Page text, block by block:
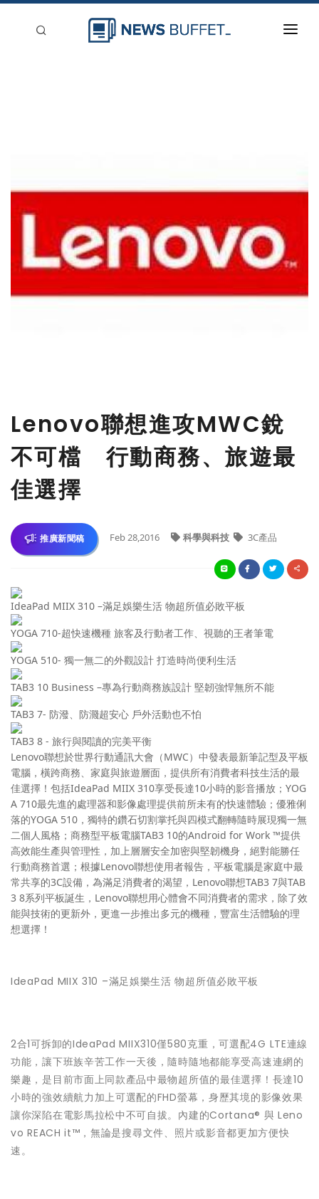
Lenovo聯想進攻MWC銳
不可檔 行動商務、旅遊最
佳選擇
推廣新聞稿 Feb 28,2016 科學與科技 3C產品
IdeaPad MIIX 310 –滿足娛樂生活 物超所值必敗平板
YOGA 710-超快速機種 旅客及行動者工作、視聽的王者筆電
YOGA 510- 獨一無二的外觀設計 打造時尚便利生活
TAB3 10 Business –專為行動商務族設計 堅韌強悍無所不能
TAB3 7- 防潑、防濺超安心 戶外活動也不怕
TAB3 8 - 旅行與閱讀的完美平衡
Lenovo聯想於世界行動通訊大會（MWC）中發表最新筆記型及平板
電腦，橫跨商務、家庭與旅遊層面，提供所有消費者科技生活的最
佳選擇！包括IdeaPad MIIX 310享受長達10小時的影音播放；YOG
A 710最先進的處理器和影像處理提供前所未有的快速體驗；優雅俐
落的YOGA 510，獨特的鑽石切割掌托與四模式翻轉隨時展現獨一無
二個人風格；商務型平板電腦TAB3 10的Android for Work ™提供
高效能生產與管理性，加上層層安全加密與堅韌機身，絕對能勝任
行動商務首選；根據Lenovo聯想使用者報告，平板電腦是家庭中最
常共享的3C設備，為滿足消費者的渴望，Lenovo聯想TAB3 7與TAB
3 8系列平板誕生，Lenovo聯想用心體會不同消費者的需求，除了效
能與技術的更新外，更進一步推出多元的機種，豐富生活體驗的理
想選擇！
IdeaPad MIIX 310 –滿足娛樂生活 物超所值必敗平板
2合1可拆卸的IdeaPad MIIX310僅580克重，可選配4G LTE連線
功能，讓下班族辛苦工作一天後，隨時隨地都能享受高速連網的
樂趣，是目前市面上同款產品中最物超所值的最佳選擇！長達10
小時的強效續航力加上可選配的FHD螢幕，身歷其境的影像效果
讓你深陷在電影馬拉松中不可自拔。內建的Cortana® 與 Leno
vo REACH it™，無論是搜尋文件、照片或影音都更加方便快
速。